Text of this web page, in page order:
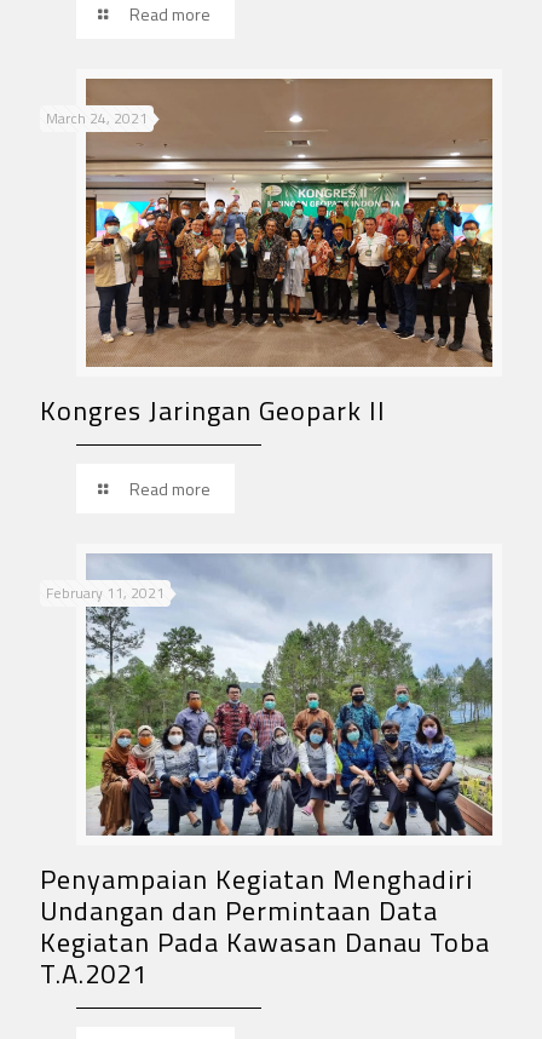
Read more
March 24, 2021
Kongres Jaringan Geopark II
Read more
February 11, 2021
Penyampaian Kegiatan Menghadiri
Undangan dan Permintaan Data
Kegiatan Pada Kawasan Danau Toba
T.A.2021